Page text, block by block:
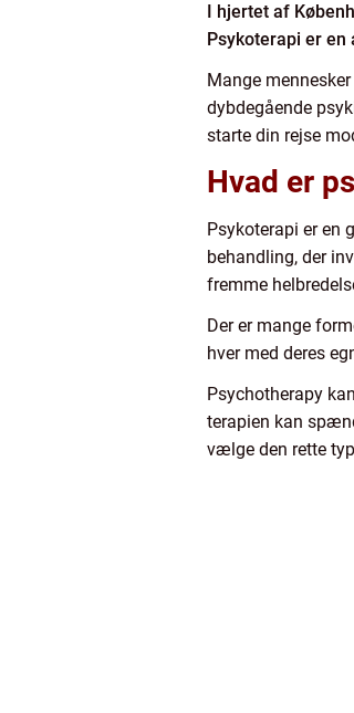
I hjertet af
Psykoterapi er
Mange
dybdegående
starte din rejse
Hvad er
Psykoterapi er en
behandling, der
fremme
Der er mange
hver med deres
Psychotherapy
terapien kan
vælge den rette